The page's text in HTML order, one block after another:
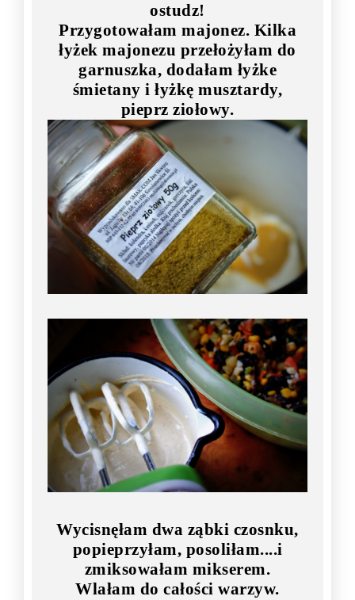
ostudz!
Przygotowałam majonez. Kilka
łyżek majonezu przełożyłam do
garnuszka, dodałam łyżke
śmietany i łyżkę musztardy,
pieprz ziołowy.
Wycisnęłam dwa ząbki czosnku,
popieprzyłam, posoliłam....i
zmiksowałam mikserem.
Wlałam do całości warzyw.